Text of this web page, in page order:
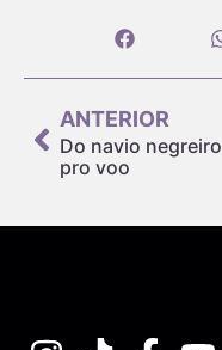
ANTERIOR
Do navio negreiro
pro voo